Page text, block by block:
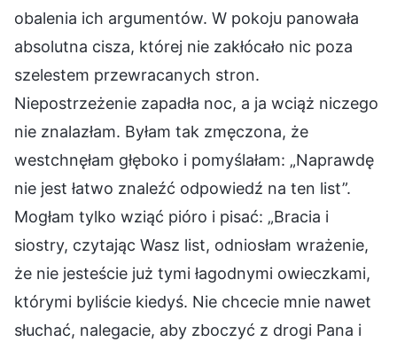
obalenia ich argumentów. W pokoju panowała
absolutna cisza, której nie zakłócało nic poza
szelestem przewracanych stron.
Niepostrzeżenie zapadła noc, a ja wciąż niczego
nie znalazłam. Byłam tak zmęczona, że
westchnęłam głęboko i pomyślałam: „Naprawdę
nie jest łatwo znaleźć odpowiedź na ten list”.
Mogłam tylko wziąć pióro i pisać: „Bracia i
siostry, czytając Wasz list, odniosłam wrażenie,
że nie jesteście już tymi łagodnymi owieczkami,
którymi byliście kiedyś. Nie chcecie mnie nawet
słuchać, nalegacie, aby zboczyć z drogi Pana i